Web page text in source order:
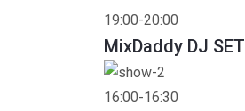
19:00-20:00
MixDaddy DJ SET
16:00-16:30